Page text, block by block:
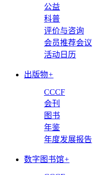
公益
科普
评价与咨询
会员推荐会议
活动日历
出版物+
CCCF
会刊
图书
年鉴
年度发展报告
数字图书馆+